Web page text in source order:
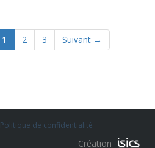
1 (current)
2 3 Suivant →
Politique de confidentialité
Création